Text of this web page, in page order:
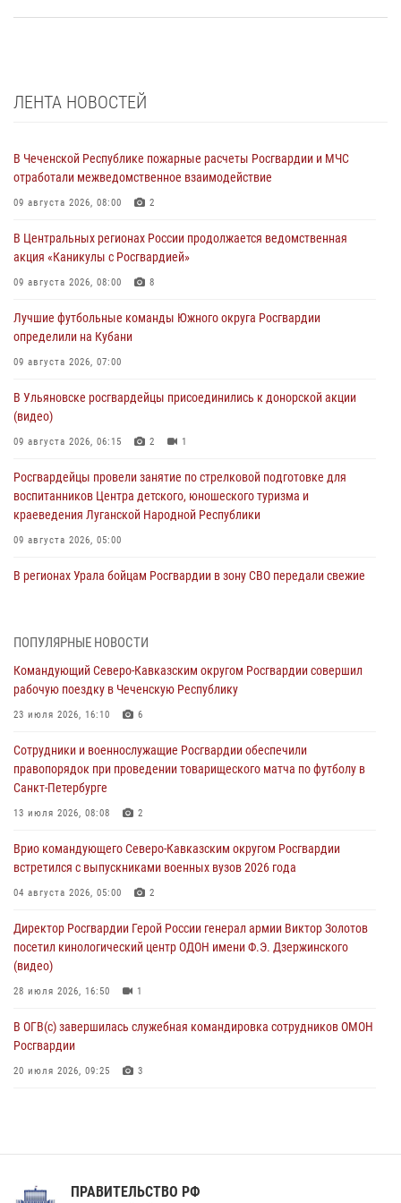
ЛЕНТА НОВОСТЕЙ
В Чеченской Республике пожарные расчеты Росгвардии и МЧС
отработали межведомственное взаимодействие
09 августа 2026, 08:00 2
В Центральных регионах России продолжается ведомственная
акция «Каникулы с Росгвардией»
09 августа 2026, 08:00 8
Лучшие футбольные команды Южного округа Росгвардии
определили на Кубани
09 августа 2026, 07:00
В Ульяновске росгвардейцы присоединились к донорской акции
(видео)
09 августа 2026, 06:15 2 1
Росгвардейцы провели занятие по стрелковой подготовке для
воспитанников Центра детского, юношеского туризма и
краеведения Луганской Народной Республики
09 августа 2026, 05:00
В регионах Урала бойцам Росгвардии в зону СВО передали свежие
проходит в Сибири
09 августа 2026, 04:00
Поклонной горе в Москве (видео)
08 августа 2026, 14:10
В ЛНР росгвардейцы провели тренировку по единоборствам для
08 августа 2026, 13:00 1
Сотрудники Росгвардии присоединились к утренней разминке у
08 августа 2026, 09:29
ПОПУЛЯРНЫЕ НОВОСТИ
Командующий Северо-Кавказским округом Росгвардии совершил
рабочую поездку в Чеченскую Республику
23 июля 2026, 16:10 6
Сотрудники и военнослужащие Росгвардии обеспечили
правопорядок при проведении товарищеского матча по футболу в
Санкт-Петербурге
13 июля 2026, 08:08 2
Врио командующего Северо-Кавказским округом Росгвардии
встретился с выпускниками военных вузов 2026 года
04 августа 2026, 05:00 2
Директор Росгвардии Герой России генерал армии Виктор Золотов
посетил кинологический центр ОДОН имени Ф.Э. Дзержинского
(видео)
28 июля 2026, 16:50 1
В ОГВ(с) завершилась служебная командировка сотрудников ОМОН
Росгвардии
20 июля 2026, 09:25 3
ПРАВИТЕЛЬСТВО РФ